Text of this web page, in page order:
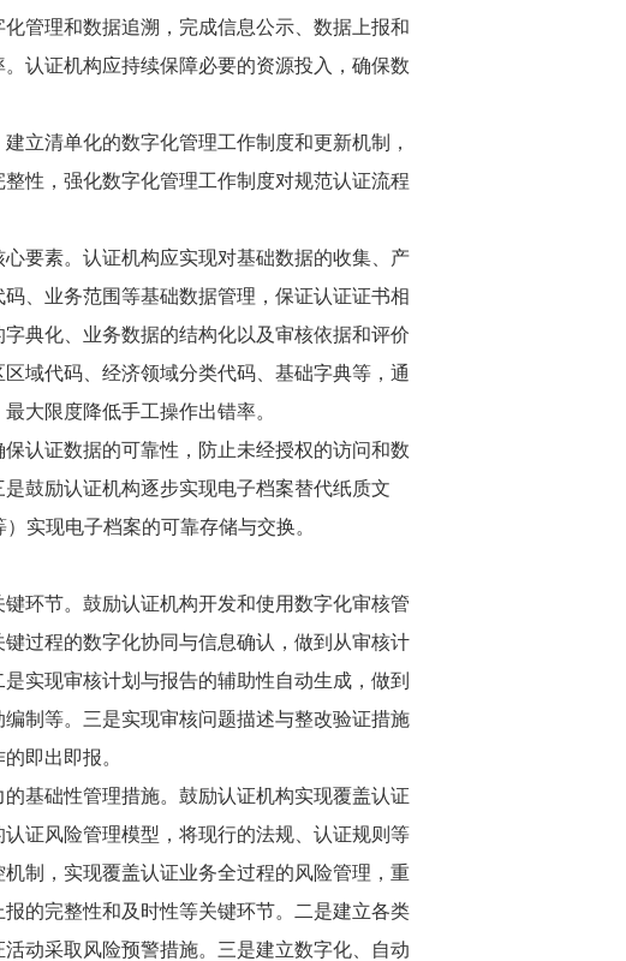
管理和数据追溯，完成信息公示、数据上报和
认证机构应持续保障必要的资源投入，确保数
立清单化的数字化管理工作制度和更新机制，
性，强化数字化管理工作制度对规范认证流程
要素。认证机构应实现对基础数据的收集、产
、业务范围等基础数据管理，保证认证证书相
典化、业务数据的结构化以及审核依据和评价
域代码、经济领域分类代码、基础字典等，通
大限度降低手工操作出错率。
认证数据的可靠性，防止未经授权的访问和数
鼓励认证机构逐步实现电子档案替代纸质文
实现电子档案的可靠存储与交换。
环节。鼓励认证机构开发和使用数字化审核管
过程的数字化协同与信息确认，做到从审核计
实现审核计划与报告的辅助性自动生成，做到
制等。三是实现审核问题描述与整改验证措施
即出即报。
基础性管理措施。鼓励认证机构实现覆盖认证
证风险管理模型，将现行的法规、认证规则等
制，实现覆盖认证业务全过程的风险管理，重
的完整性和及时性等关键环节。二是建立各类
动采取风险预警措施。三是建立数字化、自动